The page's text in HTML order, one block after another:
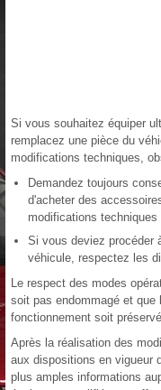
Si vous souhaitez équiper
remplacez une pièce du
modifications techniques,
Demandez toujours
d'acheter des
modifications techniques
Si vous deviez procéder
véhicule, respectez les
Le respect des modes
soit pas endommagé et
fonctionnement soit
Après la réalisation des
aux dispositions en vigueur
plus amples informations